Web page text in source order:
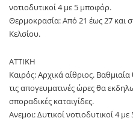
νοτιοδυτικοί 4 με 5 μποφόρ.
Θερμοκρασία: Από 21 έως 27 και
Κελσίου.
ΑΤΤΙΚΗ
Καιρός: Αρχικά αίθριος.
τις απογευματινές ώρες θα
σποραδικές καταιγίδες.
Ανεμοι: Δυτικοί νοτιοδυτικοί 4